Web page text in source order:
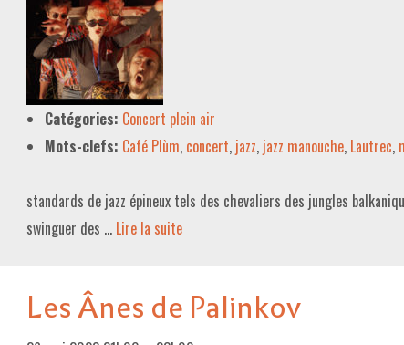
Catégories: Concert plein air
Mots-clefs: Café Plùm, concert, jazz, jazz manouche, Lautrec,
standards de jazz épineux tels des chevaliers des jungles
swinguer des … Lire la suite­­
Les Ânes de Palinkov